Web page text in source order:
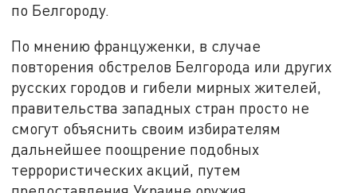
по Белгороду.
По мнению француженки, в случае
повторения обстрелов Белгорода или других
русских городов и гибели мирных жителей,
правительства западных стран просто не
смогут объяснить своим избирателям
дальнейшее поощрение подобных
террористических акций, путем